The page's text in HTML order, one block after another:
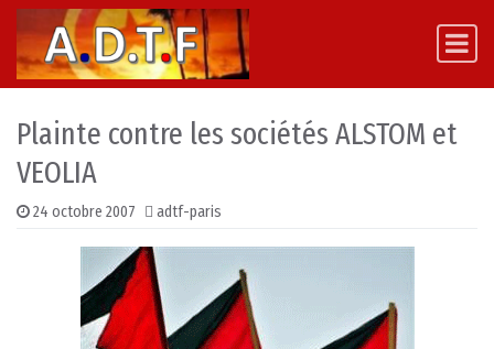
Skip to content
Main Navigation
Plainte contre les sociétés ALSTOM et
VEOLIA
24 octobre 2007 adtf-paris